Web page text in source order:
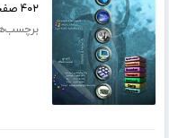
۴۰۲ صفحه